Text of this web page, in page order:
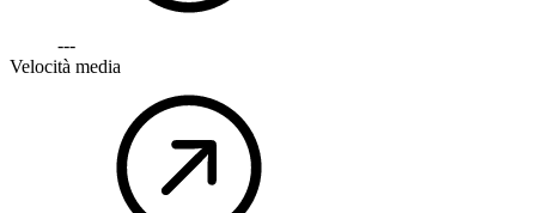
---
Velocità media